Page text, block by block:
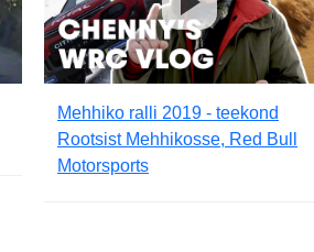
Mehhiko ralli 2019 - teekond
Rootsist Mehhikosse, Red Bull
Motorsports